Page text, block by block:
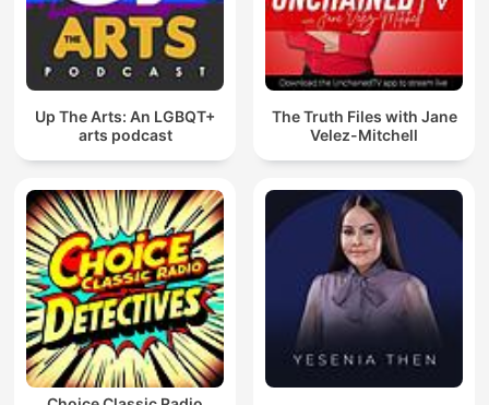
Up The Arts: An LGBQT+
arts podcast
The Truth Files with Jane
Velez-Mitchell